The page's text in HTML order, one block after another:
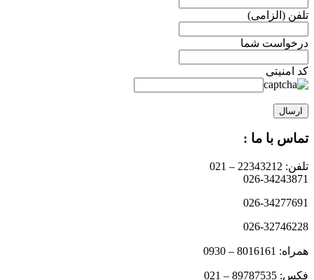
تلفن (الزامی)
درخواست شما
کد امنیتی
تماس با ما :
تلفن: 22343212 – 021
026-34243871
026-34277691
026-32746228
همراه: 8016161 – 0930
فکس: 89787535 – 021